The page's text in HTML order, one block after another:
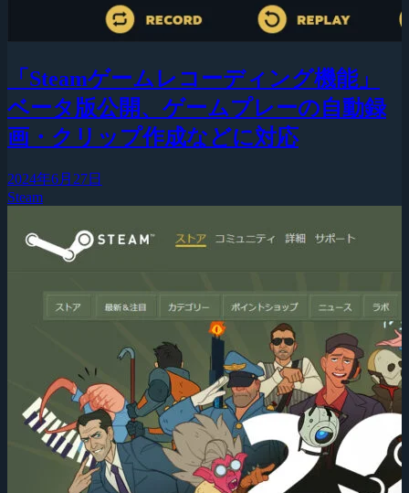
「Steamゲームレコーディング機能」
ベータ版公開、ゲームプレーの自動録
画・クリップ作成などに対応
2024年6月27日
Steam